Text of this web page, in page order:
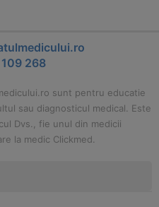
268
sunt pentru educatie
sau diagnosticul medical. Este
Dvs., fie unul din medicii
la medic Clickmed.